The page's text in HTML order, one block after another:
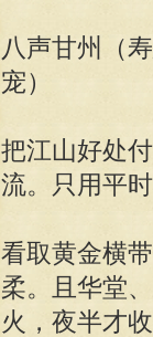
八声甘州（
宠）
把江山好处
流。只用平
看取黄金横
柔。且华堂
火，夜半才收